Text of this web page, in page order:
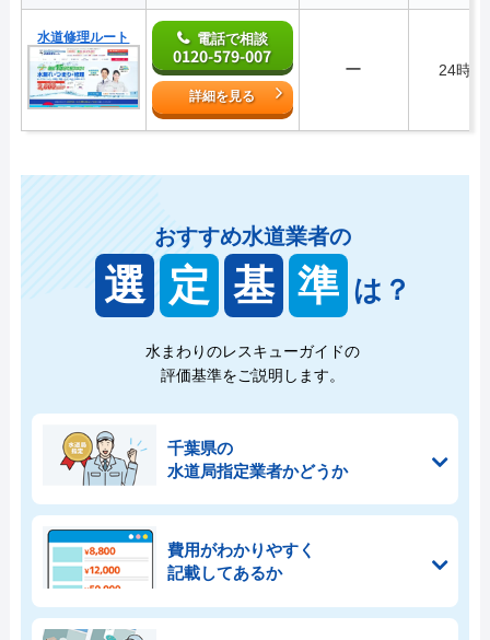
水道修理ルート 電話で相談
0120-579-007
詳細を見る
ー 24時間
おすすめ水道業者の
選 定 基 準 は？
水まわりのレスキューガイドの
評価基準をご説明します。
千葉県の
水道局指定業者かどうか
費用がわかりやすく
記載してあるか